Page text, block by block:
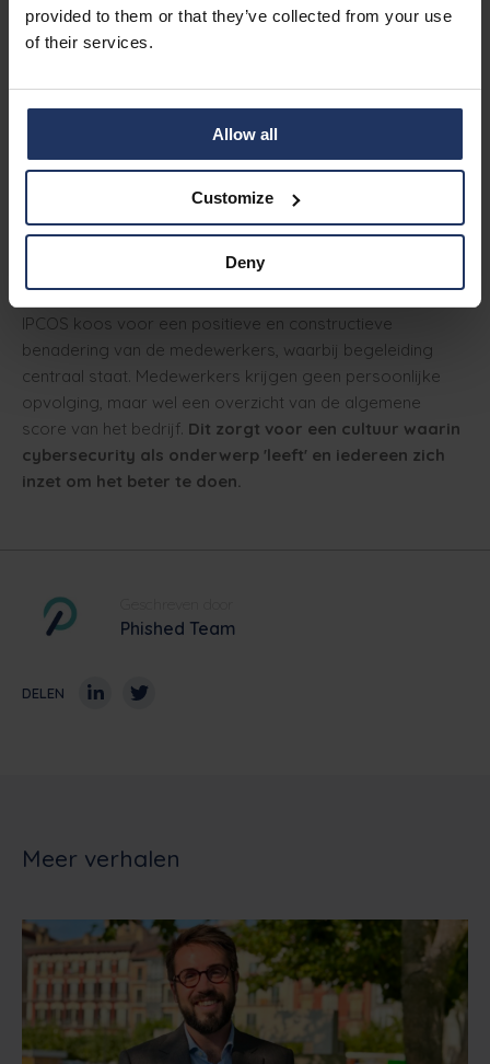
provided to them or that they’ve collected from your use
of their services.
Allow all
Customize
Deny
werd besloten om een structureel trainings- en
coachingprogramma op te zetten voor de 70
medewerkers van IPCOS. Na slechts vier maanden op het
Phished-platform was het cyberbewustzijn al aanzienlijk
IPCOS koos voor een positieve en constructieve
benadering van de medewerkers, waarbij begeleiding
centraal staat. Medewerkers krijgen geen persoonlijke
opvolging, maar wel een overzicht van de algemene
score van het bedrijf. Dit zorgt voor een cultuur waarin
cybersecurity als onderwerp 'leeft' en iedereen zich
inzet om het beter te doen.
Phished Team
DELEN
Meer verhalen